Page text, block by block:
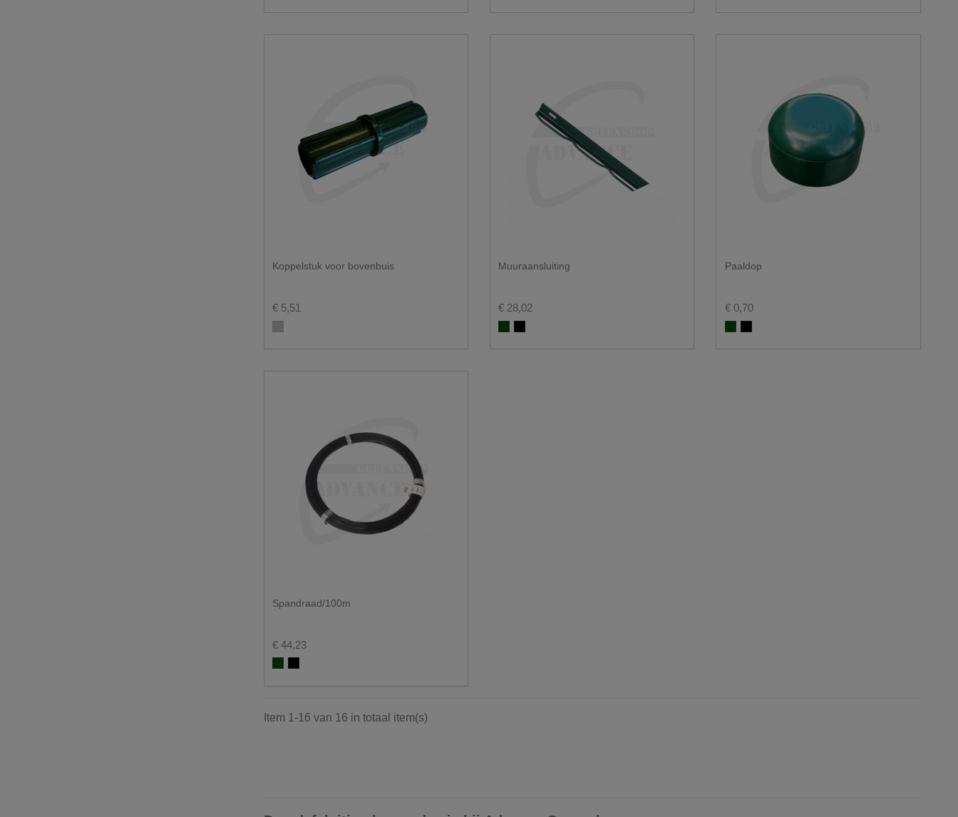
Koppelstuk voor bovenbuis
€ 5,51
Alu
Muuraansluiting
€ 28,02
Groen RAL 6005
Zwart RAL 9005
Paaldop
€ 0,70
Groen RAL 6005
Zwart RAL 9005
Spandraad/100m
€ 44,23
Groen RAL 6005
Zwart RAL 9005
Item 1-16 van 16 in totaal item(s)